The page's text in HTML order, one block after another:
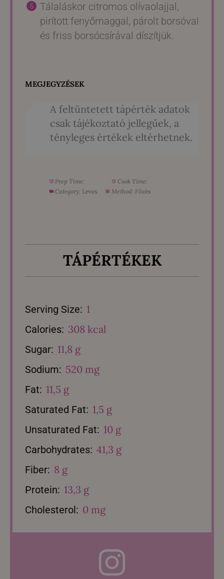
Tálaláskor citromos olívaolajjal,
pirított fenyőmaggal, párolt borsóval
és friss borsócsírával díszítjük.
MEGJEGYZÉSEK
A feltüntetett tápérték adatok
csak tájékoztató jellegűek, a
tényleges értékek eltérhetnek.
Prep Time: Cook Time:
Category: Leves Method: Főzés
TÁPÉRTÉKEK
Serving Size: 1
Calories: 308 kcal
Sugar: 11,8 g
Sodium: 520 mg
Fat: 11,5 g
Saturated Fat: 1,5 g
Unsaturated Fat: 10 g
Carbohydrates: 41,3 g
Fiber: 8 g
Protein: 13,3 g
Cholesterol: 0 mg